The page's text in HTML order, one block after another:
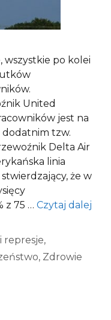
wszystkie po kolei
United
jest na
tzw.
Delta Air
linia
że w
z 75 … Czytaj dalej
represje,
, Zdrowie